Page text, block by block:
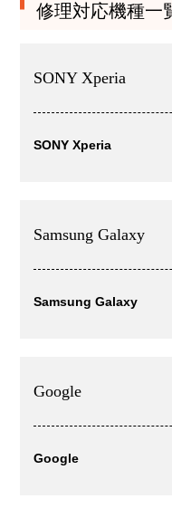
修理対応機種一
SONY Xperia
SONY Xperia
Samsung Galaxy
Samsung Galaxy
Google
Google